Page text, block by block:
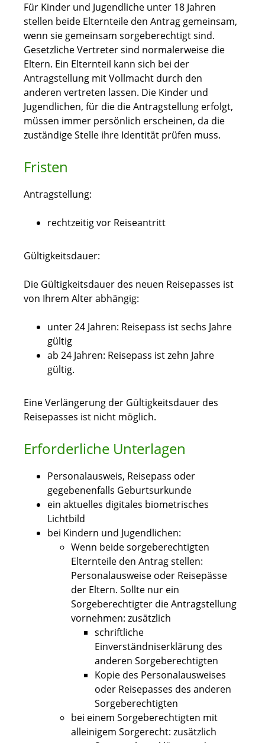
Für Kinder und Jugendliche unter 18 Jahren
stellen beide Elternteile den Antrag gemeinsam,
wenn sie gemeinsam sorgeberechtigt sind.
Gesetzliche Vertreter sind normalerweise die
Eltern. Ein Elternteil kann sich bei der
Antragstellung mit Vollmacht durch den
anderen vertreten lassen. Die Kinder und
Jugendlichen, für die die Antragstellung erfolgt,
müssen immer persönlich erscheinen, da die
zuständige Stelle ihre Identität prüfen muss.
Fristen
Antragstellung:
rechtzeitig vor Reiseantritt
Gültigkeitsdauer:
Die Gültigkeitsdauer des neuen Reisepasses ist
von Ihrem Alter abhängig:
unter 24 Jahren: Reisepass ist sechs Jahre
gültig
ab 24 Jahren: Reisepass ist zehn Jahre
gültig.
Eine Verlängerung der Gültigkeitsdauer des
Reisepasses ist nicht möglich.
Erforderliche Unterlagen
Personalausweis, Reisepass oder
gegebenenfalls Geburtsurkunde
ein aktuelles digitales biometrisches
Lichtbild
bei Kindern und Jugendlichen:
Wenn beide sorgeberechtigten
Elternteile den Antrag stellen:
Personalausweise oder Reisepässe
der Eltern. Sollte nur ein
Sorgeberechtigter die Antragstellung
vornehmen: zusätzlich
schriftliche
Einverständniserklärung des
anderen Sorgeberechtigten
Kopie des Personalausweises
oder Reisepasses des anderen
Sorgeberechtigten
bei einem Sorgeberechtigten mit
alleinigem Sorgerecht: zusätzlich